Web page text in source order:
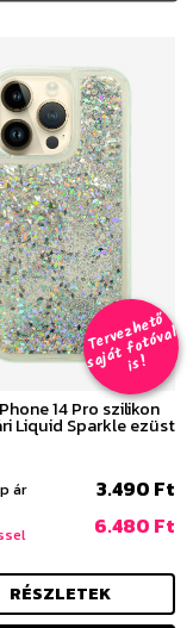
T
er
v
e
z
h
e
t
ő
s
aj
á
t
f
o
t
ó
v
al
i
s
!
14 Pro szilikon
Liquid Sparkle ezüst
ár 3.490 Ft
6.480 Ft
RÉSZLETEK